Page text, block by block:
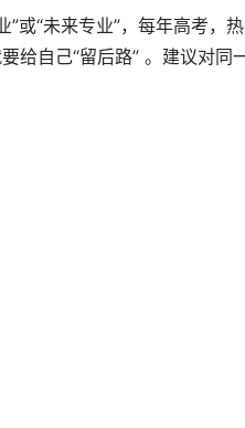
或“未来专业”，每年高考，
给自己“留后路” 。建议对同